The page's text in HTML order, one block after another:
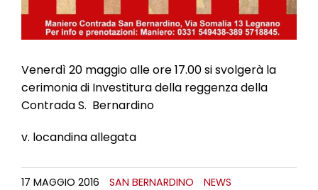
Venerdì 20 maggio alle ore 17.00 si svolgerà la
cerimonia di Investitura della reggenza della
Contrada S. Bernardino
v. locandina allegata
17 MAGGIO 2016 SAN BERNARDINO NEWS